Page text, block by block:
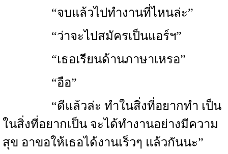
“จบแล้วไปทำงานที่ไหนล่ะ”
“ว่าจะไปสมัครเป็นแอร์ฯ”
“เธอเรียนด้านภาษาเหรอ”
“อือ”
“ดีแล้วล่ะ ทำในสิ่งที่อยากทำ เป็น
ในสิ่งที่อยากเป็น จะได้ทำงานอย่างมีความ
สุข อาขอให้เธอได้งานเร็วๆ แล้วกันนะ”